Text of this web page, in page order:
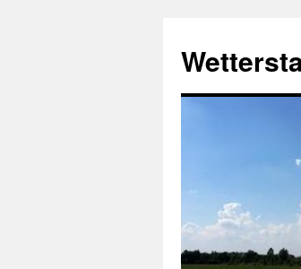
springen